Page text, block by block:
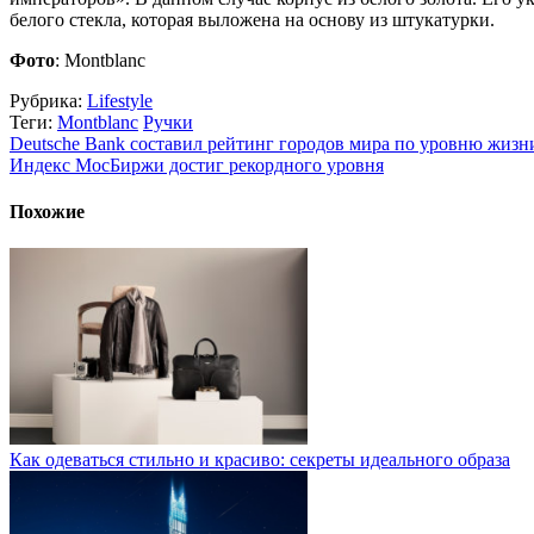
белого стекла, которая выложена на основу из штукатурки.
Фото: Montblanc
Рубрика: Lifestyle
Теги: Montblanc Ручки
Deutsche Bank составил рейтинг городов мира по уровню
Индекс МосБиржи достиг рекордного уровня
Похожие
Как одеваться стильно и красиво: секреты идеального образа